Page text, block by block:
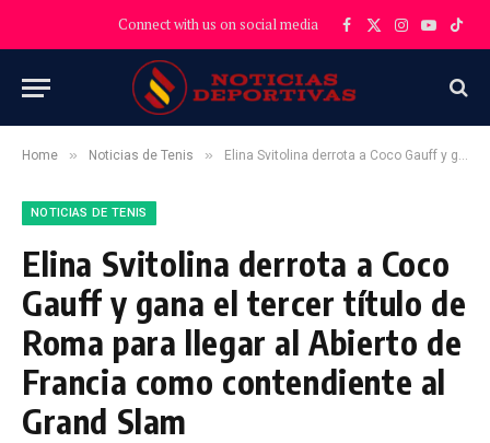
Connect with us on social media Facebook
X
Instagram
YouTube
Home » Noticias de Tenis » Elina Svitolina derrota a Coco Gauff y gana el tercer título de Roma para llegar al Abierto de Francia como contendiente al Grand Slam
NOTICIAS DE TENIS
Elina Svitolina derrota a Coco
Gauff y gana el tercer título de
Roma para llegar al Abierto de
Francia como contendiente al
Grand Slam